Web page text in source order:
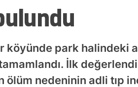
köyünde park halindeki
İlk
nedeninin adli tıp